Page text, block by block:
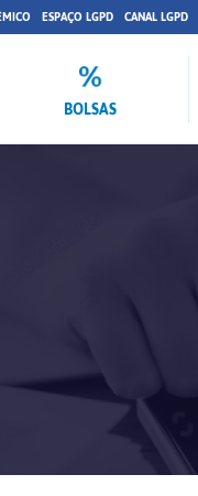
ESPAÇO LGPD CANAL LGPD
BOLSAS